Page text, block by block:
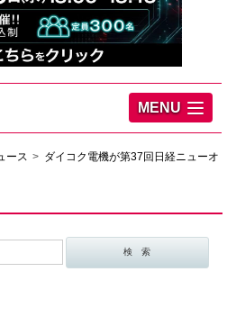
MENU
ース
ダイコク電機が第37回日経ニューオ